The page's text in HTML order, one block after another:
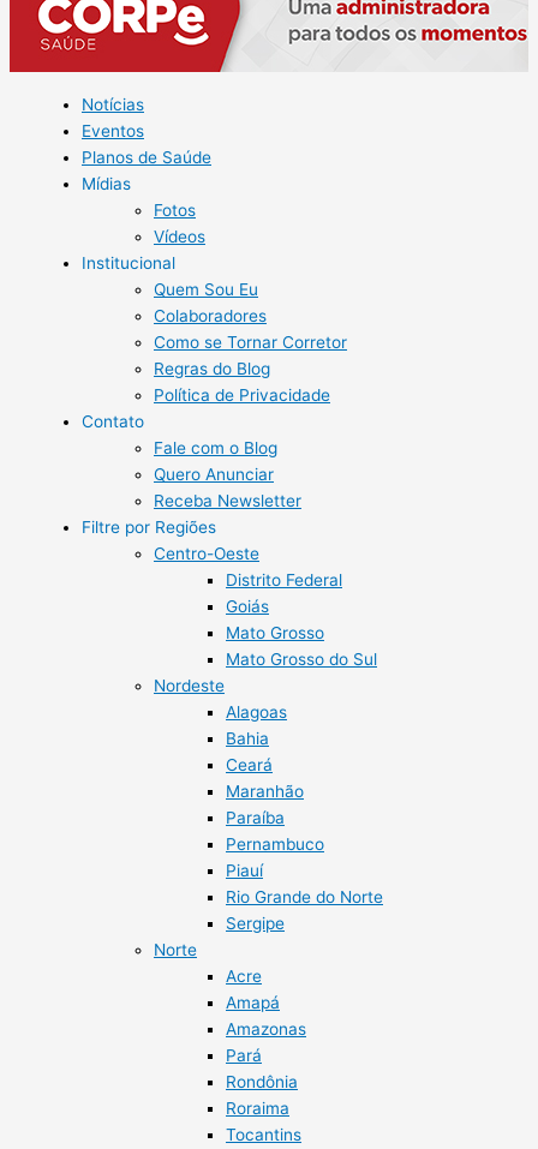
Notícias
Eventos
Planos de Saúde
Mídias
Fotos
Vídeos
Institucional
Quem Sou Eu
Colaboradores
Como se Tornar Corretor
Regras do Blog
Política de Privacidade
Contato
Fale com o Blog
Quero Anunciar
Receba Newsletter
Filtre por Regiões
Centro-Oeste
Distrito Federal
Goiás
Mato Grosso
Mato Grosso do Sul
Nordeste
Alagoas
Bahia
Ceará
Maranhão
Paraíba
Pernambuco
Piauí
Rio Grande do Norte
Sergipe
Norte
Acre
Amapá
Amazonas
Pará
Rondônia
Roraima
Tocantins